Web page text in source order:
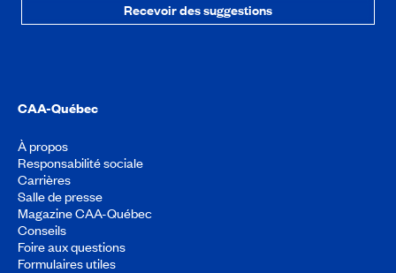
Recevoir des suggestions
CAA-Québec
À propos
Responsabilité sociale
Carrières
Salle de presse
Magazine CAA-Québec
Conseils
Foire aux questions
Formulaires utiles